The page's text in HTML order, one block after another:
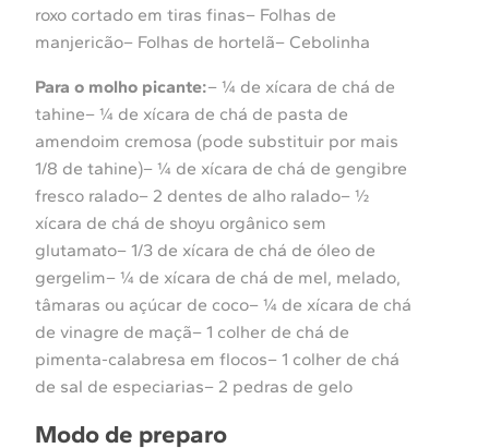
roxo cortado em tiras finas– Folhas de
manjericão– Folhas de hortelã– Cebolinha
Para o molho picante:– ¼ de xícara de chá de
tahine– ¼ de xícara de chá de pasta de
amendoim cremosa (pode substituir por mais
1/8 de tahine)– ¼ de xícara de chá de gengibre
fresco ralado– 2 dentes de alho ralado– ½
xícara de chá de shoyu orgânico sem
glutamato– 1/3 de xícara de chá de óleo de
gergelim– ¼ de xícara de chá de mel, melado,
tâmaras ou açúcar de coco– ¼ de xícara de chá
de vinagre de maçã– 1 colher de chá de
pimenta-calabresa em flocos– 1 colher de chá
de sal de especiarias– 2 pedras de gelo
Modo de preparo